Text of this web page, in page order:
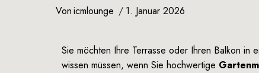
Vonicmlounge 1. Januar 2026
Sie möchten Ihre Terrasse oder Ihren Balkon in
wissen müssen, wenn Sie hochwertige